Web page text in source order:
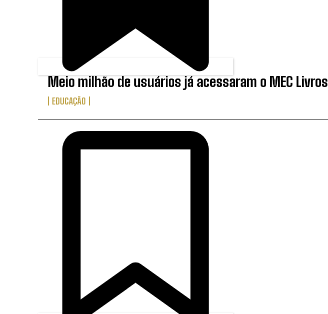
Meio milhão de usuários já acessaram o MEC Livros
EDUCAÇÃO